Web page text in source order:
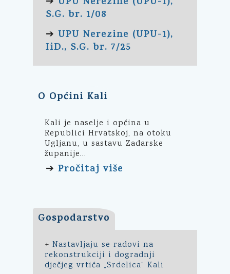
S.G. br. 1/08
➔ UPU Nerezine (UPU-1),
IiD., S.G. br. 7/25
O Općini Kali
Kali je naselje i općina u
Republici Hrvatskoj, na otoku
Ugljanu, u sastavu Zadarske
županije...
➔ Pročitaj više
Gospodarstvo
+ Nastavljaju se radovi na
rekonstrukciji i dogradnji
dječjeg vrtića „Srdelica“ Kali